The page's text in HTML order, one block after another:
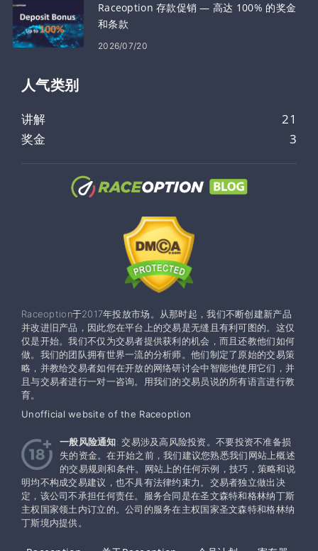
Raceoption 存款促销 — 高达 100% 的奖金
和条款
2026/07/20
人气类​​别
讲解
21
奖金
3
Raceoption于2017年投放市场。从那时起，我们不断创建新产品
并改进旧产品，因此您在平台上的交易是无缝且有利可图的。这仅
仅是开始。我们不仅为交易者提供获利的机会，而且还教他们如何
做。我们的团队拥有世界一流的分析师。他们制定了原始的交易策
略，并教给交易者如何在开放的网络研讨会中智能地使用它们，并
且与交易者进行一对一咨询。用我们的交易员说的所有语言进行教
育。
Unofficial website of the Raceoption
一般风险通知: 交易涉及高风险投资。不要投资不准备损
失的资金。在开始之前，我们建议您熟悉我们网站上概述
的交易规则和条件。网站上的任何示例，技巧，策略和说
明均不构成交易建议，也不具有法律约束力。交易者独立做出决
定，该公司不承担任何责任。服务合同是在圣文森特和格林纳丁斯
主权国家领土内订立的。公司的服务在主权​​国家圣文森特和格林纳
丁斯境内提供。